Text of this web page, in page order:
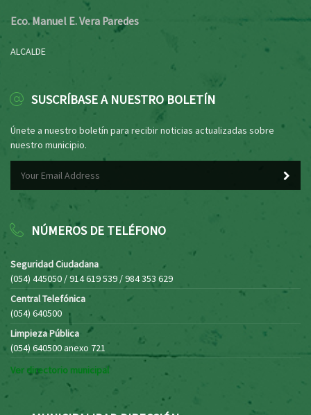
Eco. Manuel E. Vera Paredes
ALCALDE
SUSCRÍBASE A NUESTRO BOLETÍN
Únete a nuestro boletín para recibir noticias actualizadas sobre
nuestro municipio.
NÚMEROS DE TELÉFONO
Seguridad Ciudadana
(054) 445050 / 914 619 539 / 984 353 629
Central Telefónica
(054) 640500
Limpieza Pública
(054) 640500 anexo 721
Ver directorio municipal